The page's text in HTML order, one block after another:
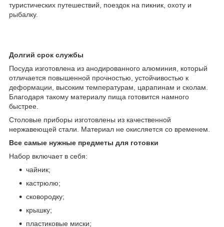
туристических путешествий, поездок на пикник, охоту и
рыбалку.
Долгий срок службы
Посуда изготовлена из анодированного алюминия, который
отличается повышенной прочностью, устойчивостью к
деформации, высоким температурам, царапинам и сколам.
Благодаря такому материалу пища готовится намного
быстрее.
Столовые приборы изготовлены из качественной
нержавеющей стали. Материал не окисляется со временем.
Все самые нужные предметы для готовки
Набор включает в себя:
чайник;
кастрюлю;
сковородку;
крышку;
пластиковые миски;